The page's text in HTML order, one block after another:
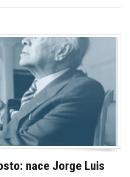
nace Jorge Luis